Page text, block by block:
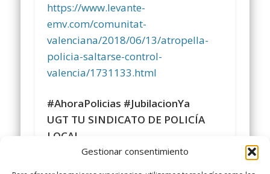
Gestionar consentimiento
https://www.levante-
emv.com/comunitat-
valenciana/2018/06/13/atropella-
policia-saltarse-control-
valencia/1731133.html
#AhoraPolicias #JubilacionYa
UGT TU SINDICATO DE POLICÍA
LOCAL
Comparte y siguenos en
https://www.facebook.com/policialocalugt/